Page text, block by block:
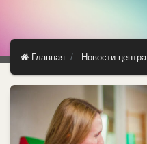
Главная Новости центра